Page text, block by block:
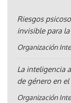
Riesgos
invisible para
Organización
La inteligencia
de género en
Organización